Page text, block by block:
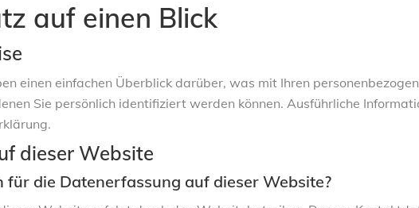
auf einen Blick
einen einfachen Überblick darüber, was mit Ihren
Sie persönlich identifiziert werden können. Ausführliche
dieser Website
die Datenerfassung auf dieser Website?